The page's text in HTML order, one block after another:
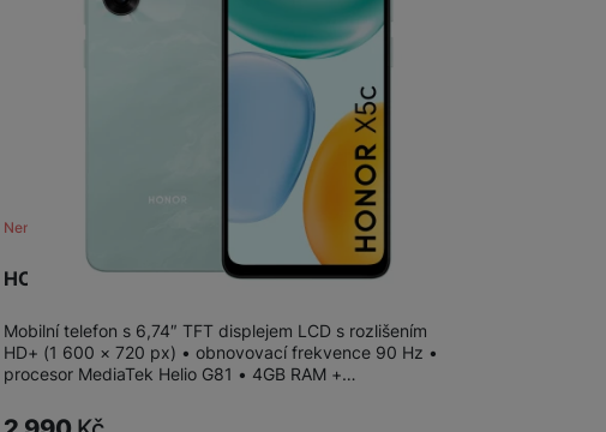
HONOR X5c Plus 128+4GB Ocean Cyan
Není skladem
Mobilní telefon s 6,74″ TFT displejem LCD s rozlišením
HD+ (1 600 × 720 px) • obnovovací frekvence 90 Hz •
procesor MediaTek Helio G81 • 4GB RAM +…